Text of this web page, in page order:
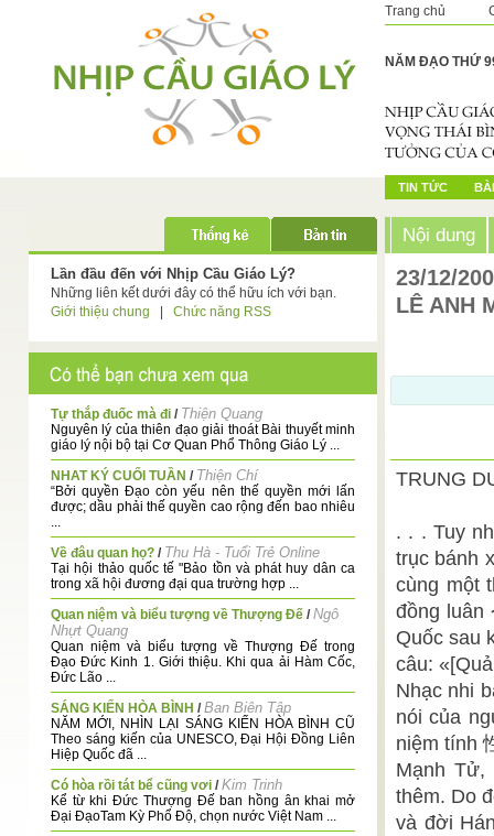
Trang chủ
NĂM ĐẠO THỨ
TIN TỨC
Lần đầu đến với Nhịp Cầu Giáo Lý?
Những liên kết dưới đây có thể hữu ích với bạn.
Giới thiệu chung
Chức năng RSS
Tự thắp đuốc mà đi / Thiện Quang
Nguyên lý của thiên đạo giải thoát Bài thuyết minh
giáo lý nội bộ tại Cơ Quan Phổ Thông Giáo Lý ...
NHAT KÝ CUỐI TUẦN / Thiện Chí
“Bởi quyền Đạo còn yếu nên thế quyền mới lấn
được; dầu phải thế quyền cao rộng đến bao nhiêu
...
Về đâu quan họ? / Thu Hà - Tuổi Trẻ Online
Tại hội thảo quốc tế "Bảo tồn và phát huy dân ca
trong xã hội đương đại qua trường hợp ...
Quan niệm và biểu tượng về Thượng Đế /Ngô
Nhựt Quang
Quan niệm và biểu tượng về Thượng Đế trong
Đạo Đức Kinh 1. Giới thiệu. Khi qua ải Hàm Cốc,
Đức Lão ...
SÁNG KIẾN HÒA BÌNH /Ban Biên Tập
NĂM MỚI, NHÌN LẠI SÁNG KIẾN HÒA BÌNH CŨ
Theo sáng kiến của UNESCO, Đại Hội Đồng Liên
Hiệp Quốc đã ...
Có hòa rồi tát bể cũng vơi /Kim Trinh
Kể từ khi Đức Thượng Đế ban hồng ân khai mở
Đại ĐạoTam Kỳ Phổ Độ, chọn nước Việt Nam ...
Nội dung
23/12/
LÊ ANH
TRUNG
. . . Tuy
trục bánh
cùng một
đồng
Quốc sau
câu:
Nhạc nhi
nói của
niệm tính
Mạnh
thêm. Do
và đời